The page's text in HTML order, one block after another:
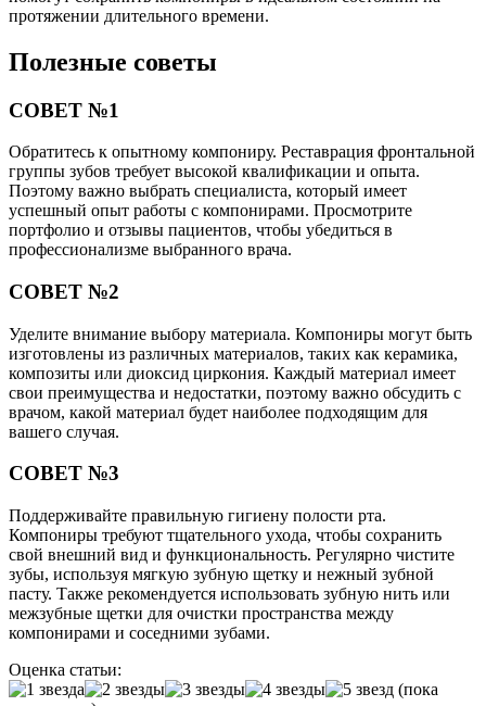
протяжении длительного времени.
Полезные советы
СОВЕТ №1
Обратитесь к опытному компониру. Реставрация фронтальной
группы зубов требует высокой квалификации и опыта.
Поэтому важно выбрать специалиста, который имеет
успешный опыт работы с компонирами. Просмотрите
портфолио и отзывы пациентов, чтобы убедиться в
профессионализме выбранного врача.
СОВЕТ №2
Уделите внимание выбору материала. Компониры могут быть
изготовлены из различных материалов, таких как керамика,
композиты или диоксид циркония. Каждый материал имеет
свои преимущества и недостатки, поэтому важно обсудить с
врачом, какой материал будет наиболее подходящим для
вашего случая.
СОВЕТ №3
Поддерживайте правильную гигиену полости рта.
Компониры требуют тщательного ухода, чтобы сохранить
свой внешний вид и функциональность. Регулярно чистите
зубы, используя мягкую зубную щетку и нежный зубной
пасту. Также рекомендуется использовать зубную нить или
межзубные щетки для очистки пространства между
компонирами и соседними зубами.
Оценка статьи:
(пока